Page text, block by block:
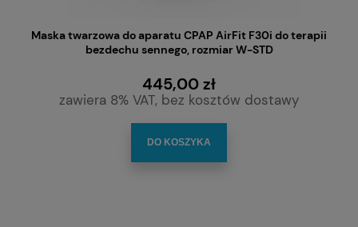
Maska twarzowa do aparatu CPAP AirFit F30i do terapii
bezdechu sennego, rozmiar W-STD
445,00 zł
zawiera 8% VAT, bez kosztów dostawy
DO KOSZYKA